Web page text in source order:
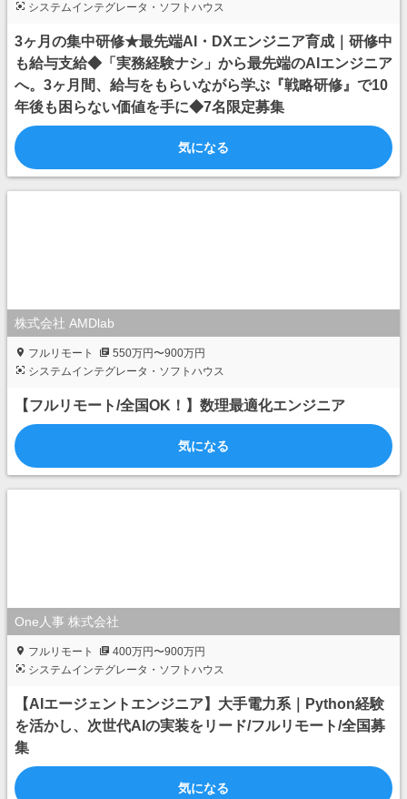
システムインテグレータ・ソフトハウス
3ヶ月の集中研修★最先端AI・DXエンジニア育成｜研修中
も給与支給◆「実務経験ナシ」から最先端のAIエンジニア
へ。3ヶ月間、給与をもらいながら学ぶ『戦略研修』で10
年後も困らない価値を手に◆7名限定募集
気になる
株式会社 AMDlab
フルリモート
550万円〜900万円
システムインテグレータ・ソフトハウス
【フルリモート/全国OK！】数理最適化エンジニア
気になる
One人事 株式会社
フルリモート
400万円〜900万円
システムインテグレータ・ソフトハウス
【AIエージェントエンジニア】大手電力系｜Python経験
を活かし、次世代AIの実装をリード/フルリモート/全国募
集
気になる